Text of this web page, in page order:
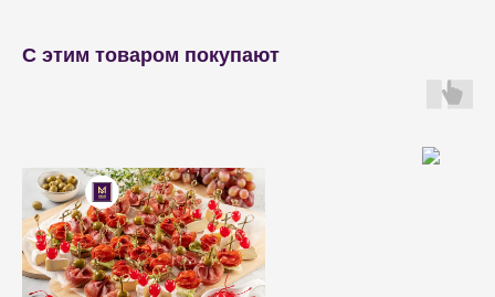
С этим товаром покупают